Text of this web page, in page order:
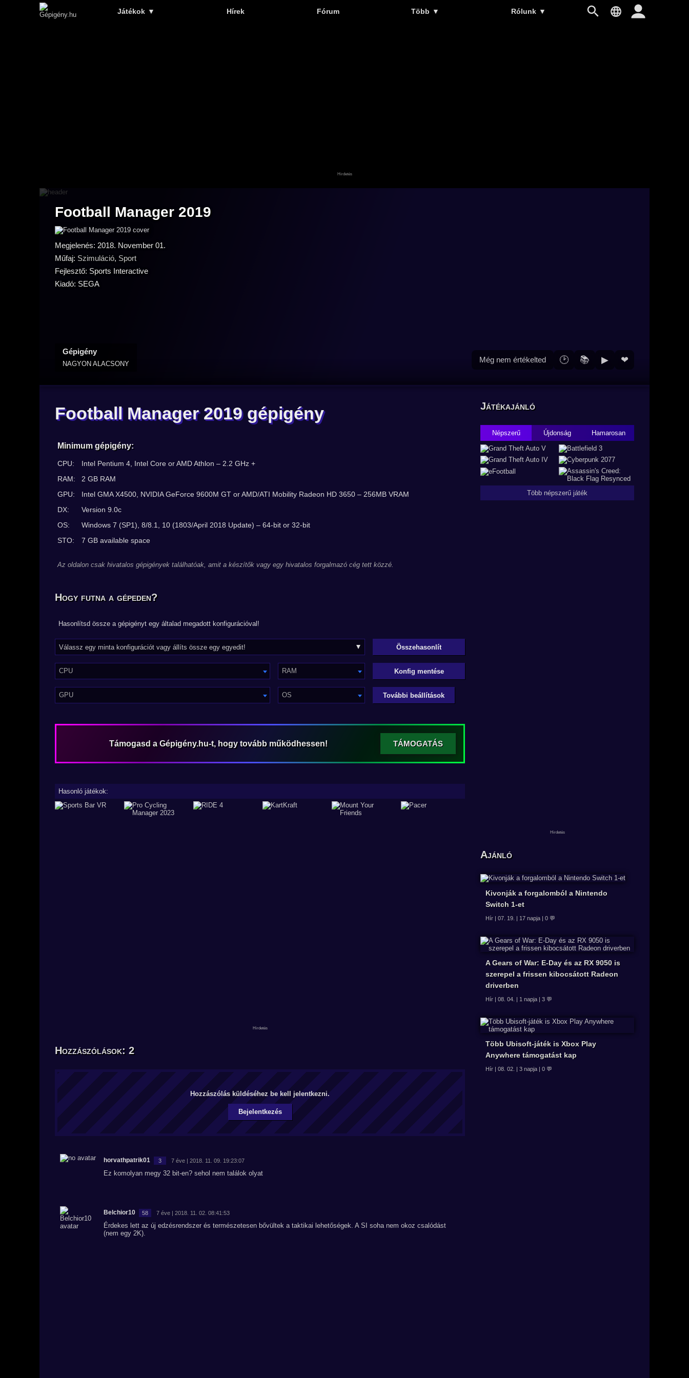
Játékok ▼ Hírek Fórum Több ▼ Rólunk ▼
Football Manager 2019
Megjelenés: 2018. November 01.
Műfaj: Szimuláció, Sport
Fejlesztő: Sports Interactive
Kiadó: SEGA
Gépigény
NAGYON ALACSONY Még nem értékelted 🕑 📚 ▶ ❤
Football Manager 2019 gépigény
Minimum gépigény:
CPU:
Intel Pentium 4, Intel Core or AMD Athlon – 2.2 GHz +
RAM:
2 GB RAM
GPU:
Intel GMA X4500, NVIDIA GeForce 9600M GT or AMD/ATI Mobility Radeon HD 3650 – 256MB VRAM
DX:
Version 9.0c
OS:
Windows 7 (SP1), 8/8.1, 10 (1803/April 2018 Update) – 64-bit or 32-bit
STO:
7 GB available space
Az oldalon csak hivatalos gépigények találhatóak, amit a készítők vagy egy hivatalos forgalmazó cég tett közzé.
Hogy futna a gépeden?
Hasonlítsd össze a gépigényt egy általad megadott konfigurációval!
CPU RAM
GPU OS
Konfig mentése
További beállítások
Támogasd a Gépigény.hu-t, hogy tovább működhessen! TÁMOGATÁS
Hasonló játékok:
Hozzászólások: 2
Hozzászólás küldéséhez be kell jelentkezni.
Bejelentkezés
horvathpatrik01 3 7 éve | 2018. 11. 09. 19:23:07
Ez komolyan megy 32 bit-en? sehol nem találok olyat
Belchior10 58 7 éve | 2018. 11. 02. 08:41:53
Érdekes lett az új edzésrendszer és természetesen bővültek a taktikai lehetőségek. A SI soha nem okoz csalódást
(nem egy 2K).
Játékajánló
Népszerű Újdonság Hamarosan
Több népszerű játék
Ajánló
Kivonják a forgalomból a Nintendo
Switch 1-et
Hír | 07. 19. | 17 napja | 0 💬
A Gears of War: E-Day és az RX 9050 is
szerepel a frissen kibocsátott Radeon
driverben
Hír | 08. 04. | 1 napja | 3 💬
Több Ubisoft-játék is Xbox Play
Anywhere támogatást kap
Hír | 08. 02. | 3 napja | 0 💬